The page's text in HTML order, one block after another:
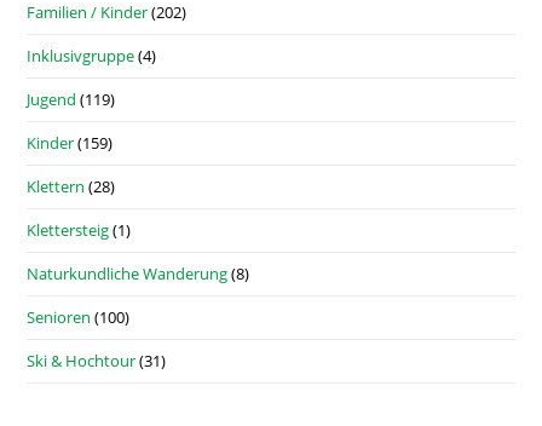
Familien / Kinder(202)
Inklusivgruppe(4)
Jugend (119)
Kinder(159)
Klettern (28)
Klettersteig(1)
Naturkundliche Wanderung(8)
Senioren (100)
Ski & Hochtour(31)